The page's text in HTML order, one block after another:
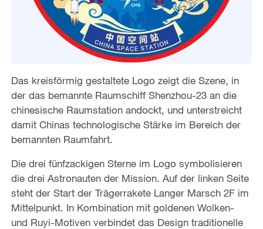
Das kreisförmig gestaltete Logo zeigt die Szene, in
der das bemannte Raumschiff Shenzhou-23 an die
chinesische Raumstation andockt, und unterstreicht
damit Chinas technologische Stärke im Bereich der
bemannten Raumfahrt.
Die drei fünfzackigen Sterne im Logo symbolisieren
die drei Astronauten der Mission. Auf der linken Seite
steht der Start der Trägerrakete Langer Marsch 2F im
Mittelpunkt. In Kombination mit goldenen Wolken-
und Ruyi-Motiven verbindet das Design traditionelle